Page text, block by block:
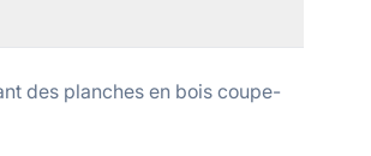
des planches en bois coupe-